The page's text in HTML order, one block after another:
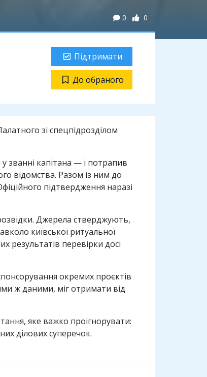
0 0
Підтримати
До обраного
зі спецпідрозділом
званні капітана — і потрапив
відомства. Разом із ним до
підтвердження наразі
Джерела стверджують,
київської ритуальної
результатів перевірки досі
окремих проєктів
ж даними, міг отримати від
яке важко проігнорувати:
ділових суперечок.